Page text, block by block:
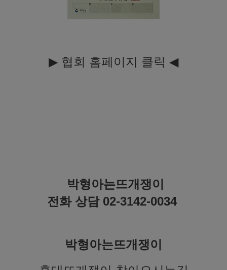
▶ 협회 홈페이지 클릭 ◀
박형아는뜨개쟁이
전화 상담 02-3142-0034
박형아는뜨개쟁이